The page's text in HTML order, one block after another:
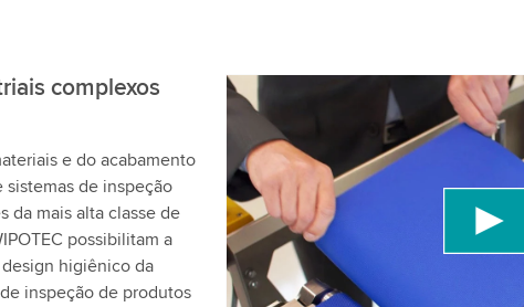
Precisamos do seu
serviço de vídeo do YouTube!
Utilizamos um serviço de
de vídeo que pode coletar dados
favor, reveja os detalhes e aceite o
este vídeo.
complexos
e do acabamento
de inspeção
da mais alta classe de
possibilitam a
higiênico da
inspeção de produtos